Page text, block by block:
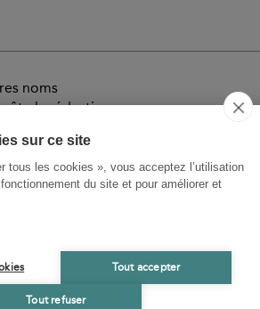
sur ce site
tous les cookies », vous acceptez l’utilisation
du site et pour améliorer et
Tout accepter
Tout refuser
noms
la rédaction